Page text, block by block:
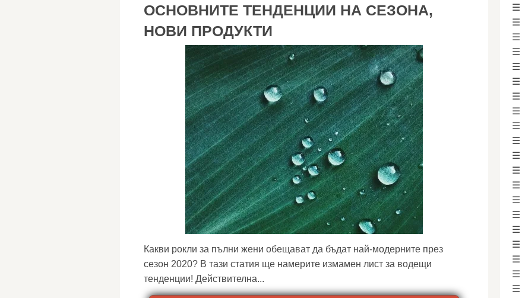
ОСНОВНИТЕ ТЕНДЕНЦИИ НА СЕЗОНА,
НОВИ ПРОДУКТИ
Какви рокли за пълни жени обещават да бъдат най-модерните през
сезон 2020? В тази статия ще намерите измамен лист за водещи
тенденции! Действителна...
☰
☰
☰
☰
☰
☰
☰
☰
☰
☰
☰
☰
☰
☰
☰
☰
☰
☰
☰
☰